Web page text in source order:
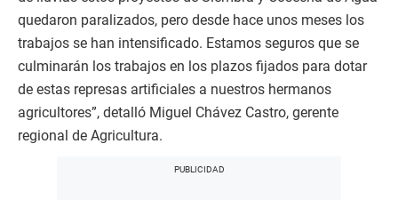
quedaron paralizados, pero desde hace unos meses los
trabajos se han intensificado. Estamos seguros que se
culminarán los trabajos en los plazos fijados para dotar
de estas represas artificiales a nuestros hermanos
agricultores”, detalló Miguel Chávez Castro, gerente
regional de Agricultura.